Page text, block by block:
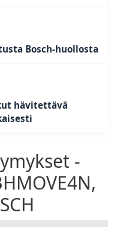
Bosch-huollosta
hävitettävä
-